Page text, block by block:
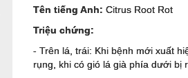
Tên tiếng Anh: Citrus Root Rot
Triệu chứng:
- Trên lá, trái: Khi bệnh mới xuất
rụng, khi có gió lá già phía dưới bị